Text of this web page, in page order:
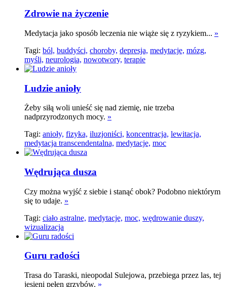
Zdrowie na życzenie
Medytacja jako sposób leczenia nie wiąże się z ryzykiem... »
Tagi: ból, buddyści, choroby, depresja, medytacje, mózg,
myśli, neurologia, nowotwory, terapie
Ludzie anioły
Żeby siłą woli unieść się nad ziemię, nie trzeba
nadprzyrodzonych mocy. »
Tagi: anioły, fizyka, iluzjoniści, koncentracja, lewitacja,
medytacja transcendentalna, medytacje, moc
Wędrująca dusza
Czy można wyjść z siebie i stanąć obok? Podobno niektórym
się to udaje. »
Tagi: ciało astralne, medytacje, moc, wędrowanie duszy,
wizualizacja
Guru radości
Trasa do Taraski, nieopodal Sulejowa, przebiega przez las, tej
jesieni pełen grzybów. »